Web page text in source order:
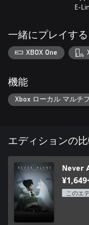
『Never Alone』はアラ
制作された、1～2人用
ットの伝承民話をベース
台も相まって他にはない
l 主人公の「娘」と「キ
ち、ゲーム中はいつでも
数々の障害を乗り越えて
も対応しており、プレイ
るには知恵と勇気が必要
話に伝わるキャラクター
や同文化の権威から協
l イヌイットの語り部が
カ」をゲーム化したの
l イヌイットコミュニテ
報の動画を収録。ゲー
らの知恵や民話、そして
E-
一緒にプレイする
XBOX One
機能
Xbox ローカル マルチ
エディションの
Never
このエ